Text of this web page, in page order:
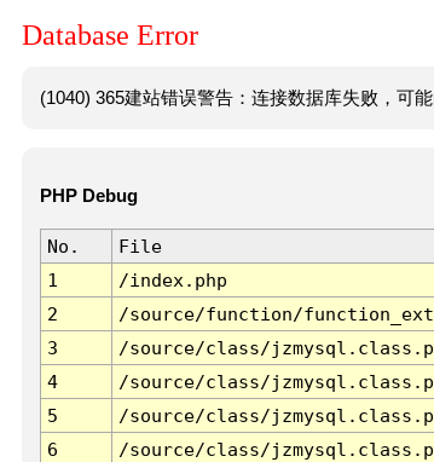
Database Error
(1040) 365建站错误警告：连接数据库失败，可
PHP Debug
No. File
1
/index.php
2
/source/function/
3
/source/class/
4
/source/class/
5
/source/class/
6
/source/class/